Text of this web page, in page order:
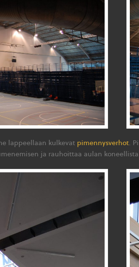
lappeellaan kulkevat pimennysverhot.
ja rauhoittaa aulan